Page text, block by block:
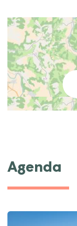
Agenda